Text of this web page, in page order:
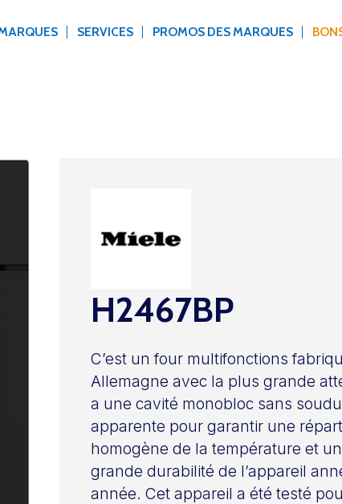
SERVICES PROMOS DES MARQUES
H2467BP
C’est un four multifonctions
Allemagne avec la plus grande
a une cavité monobloc sans
apparente pour garantir une
homogène de la température et
grande durabilité de l’appareil
année. Cet appareil a été testé